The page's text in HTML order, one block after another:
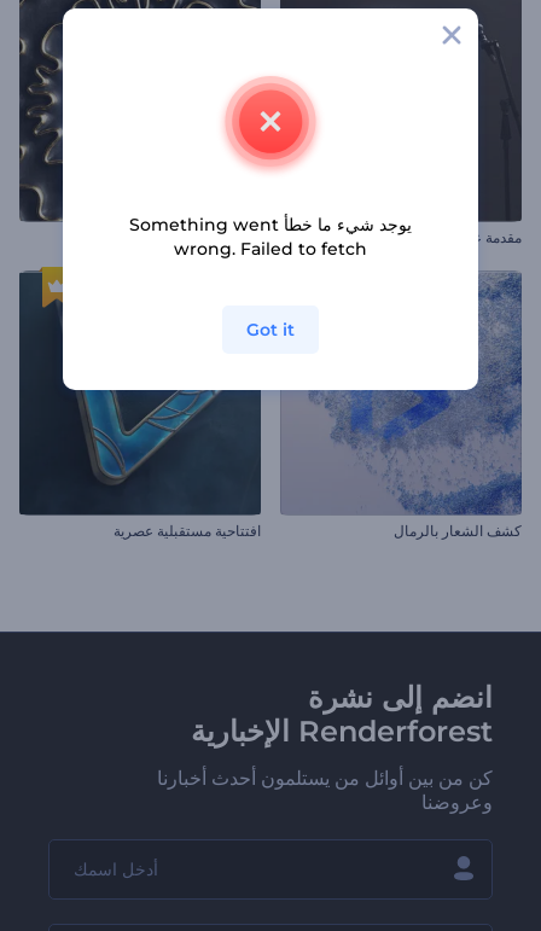
مقدمة عرض ستاند أب افتتاحية أمواج ذهبية
كشف الشعار بالرمال افتتاحية مستقبلية عصرية
انضم إلى نشرة
Renderforest الإخبارية
كن من بين أوائل من يستلمون أحدث أخبارنا
وعروضنا
يوجد شيء ما خطأ Something went
wrong. Failed to fetch
Got it